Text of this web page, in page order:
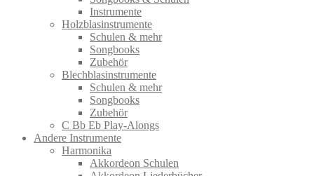
Instrumente
Holzblasinstrumente
Schulen & mehr
Songbooks
Zubehör
Blechblasinstrumente
Schulen & mehr
Songbooks
Zubehör
C Bb Eb Play-Alongs
Andere Instrumente
Harmonika
Akkordeon Schulen